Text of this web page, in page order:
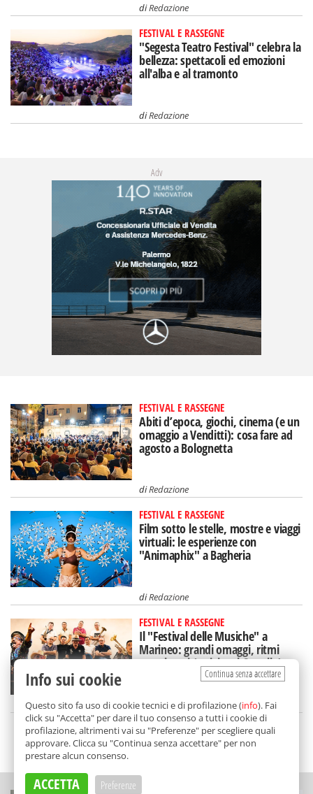
diRedazione
FESTIVAL E RASSEGNE
"Segesta Teatro Festival" celebra la
bellezza: spettacoli ed emozioni
all'alba e al tramonto
diRedazione
Adv
FESTIVAL E RASSEGNE
Abiti d’epoca, giochi, cinema (e un
omaggio a Venditti): cosa fare ad
agosto a Bolognetta
diRedazione
FESTIVAL E RASSEGNE
Film sotto le stelle, mostre e viaggi
virtuali: le esperienze con
"Animaphix" a Bagheria
diRedazione
FESTIVAL E RASSEGNE
Il "Festival delle Musiche" a
Marineo: grandi omaggi, ritmi
travolgenti (e visite al Castello)
diRedazione
SCELTO DA BALARM
Continua senza accettare
Info sui cookie
Questo sito fa uso di cookie tecnici e di profilazione (info). Fai
click su "Accetta" per dare il tuo consenso a tutti i cookie di
profilazione, altrimenti vai su "Preferenze" per scegliere quali
approvare. Clicca su "Continua senza accettare" per non
prestare alcun consenso.
ACCETTA Preferenze